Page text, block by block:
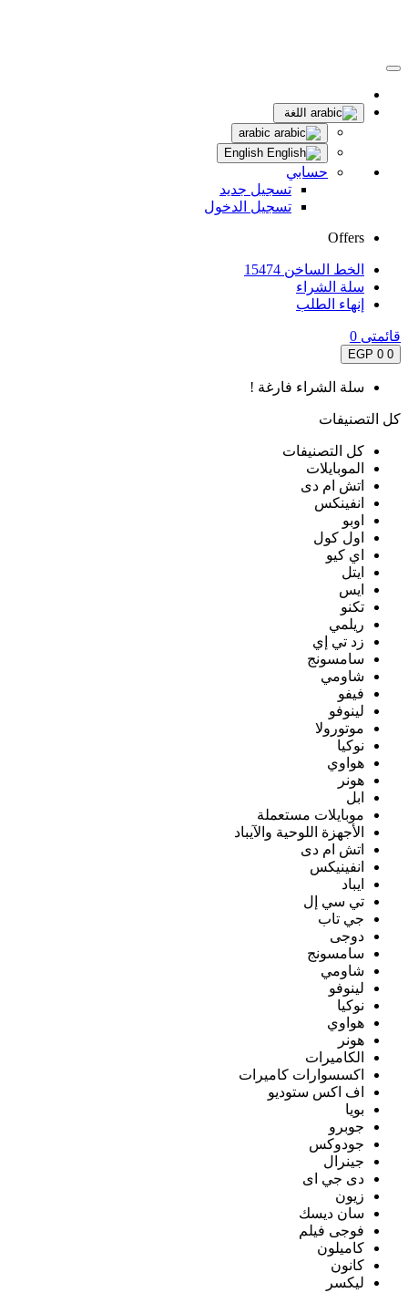
اللغة
حسابي
تسجيل جديد
تسجيل الدخول
Offers
الخط الساخن 15474
سلة الشراء
إنهاء الطلب
قائمتى 0
0
0 EGP
سلة الشراء فارغة !
كل التصنيفات
كل التصنيفات
الموبايلات
اتش ام دى
انفينكس
اوبو
اول كول
اي كيو
ايتل
ايس
تكنو
ريلمي
زد تي إي
سامسونج
شاومي
فيفو
لينوفو
موتورولا
نوكيا
هواوي
هونر
ابل
موبايلات مستعملة
الأجهزة اللوحية والآيباد
اتش ام دى
انفينيكس
ايباد
تي سي إل
جي تاب
دوجى
سامسونج
شاومي
لينوفو
نوكيا
هواوي
هونر
الكاميرات
اكسسوارات كاميرات
اف اكس ستوديو
بويا
جوبرو
جودوكس
جينرال
دى جي اى
زيون
سان ديسك
فوجى فيلم
كاميلون
كانون
ليكسر